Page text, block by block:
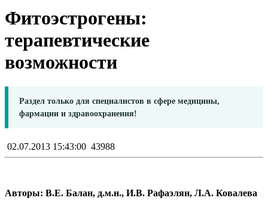
Фитоэстрогены:
терапевтические
возможности
Раздел только для специалистов в сфере медицины,
фармации и здравоохранения!
02.07.2013 15:43:00 43988
Авторы: В.Е. Балан, д.м.н., И.В. Рафаэлян, Л.А. Ковалева